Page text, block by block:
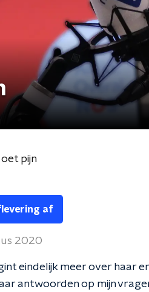
pijn
af
2020
eindelijk meer over haar
antwoorden op mijn